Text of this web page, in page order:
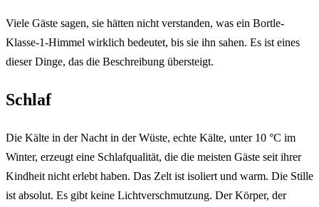
Viele Gäste sagen, sie hätten nicht verstanden, was ein Bortle-
Klasse-1-Himmel wirklich bedeutet, bis sie ihn sahen. Es ist eines
dieser Dinge, das die Beschreibung übersteigt.
Schlaf
Die Kälte in der Nacht in der Wüste, echte Kälte, unter 10 °C im
Winter, erzeugt eine Schlafqualität, die die meisten Gäste seit ihrer
Kindheit nicht erlebt haben. Das Zelt ist isoliert und warm. Die Stille
ist absolut. Es gibt keine Lichtverschmutzung. Der Körper, der